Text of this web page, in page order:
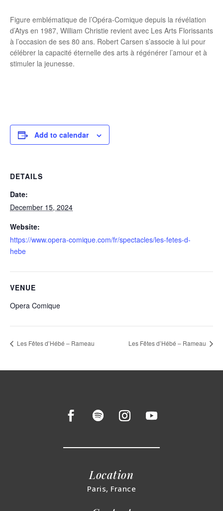
Figure emblématique de l’Opéra-Comique depuis la révélation
d’Atys en 1987, William Christie revient avec Les Arts Florissants
à l’occasion de ses 80 ans. Robert Carsen s’associe à lui pour
célébrer la capacité éternelle des arts à régénérer l’amour et à
stimuler la jeunesse.
Add to calendar
DETAILS
Date:
December 15, 2024
Website:
https://www.opera-comique.com/fr/spectacles/les-fetes-d-
hebe
VENUE
Opera Comique
Les Fêtes d’Hébé – Rameau Les Fêtes d’Hébé – Rameau
Location
Paris, France